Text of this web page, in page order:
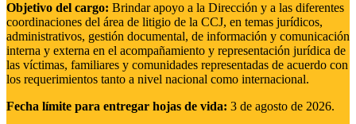
Objetivo del cargo: Brindar apoyo a la Dirección y a las diferentes
coordinaciones del área de litigio de la CCJ, en temas jurídicos,
administrativos, gestión documental, de información y comunicación
interna y externa en el acompañamiento y representación jurídica de
las víctimas, familiares y comunidades representadas de acuerdo con
los requerimientos tanto a nivel nacional como internacional.
Fecha límite para entregar hojas de vida: 3 de agosto de 2026.